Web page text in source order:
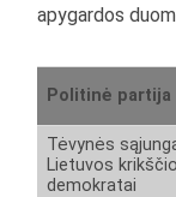
apygardos
Politinė partija
Tėvynės
Lietuvos
demokratai